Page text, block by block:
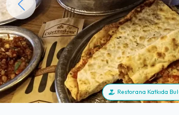
Restorana Katkıda